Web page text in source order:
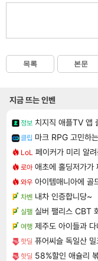
목록 본문
지금 뜨는 인벤
정보 치지직 애플TV 앱
클립 마크 RPG 고민하
LoL 페이커가 미리 알
로아 애초에 홀딩저가가
와우 아이템매니아에 골
차벤 내차 인증합니당~
실팰 실버 팰리스 CBT
여행 제주도 아이들과
핫딜 퓨어씨슬 독일산
핫딜 58%할인 애슐리